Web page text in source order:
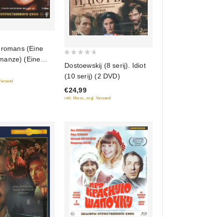
(Eine
(Eine
(Blu-Ray)
of
5
Dostoewskij (8 serij). Idiot
(10 serij) (2 DVD)
€24,99
inkl. Mwst., zzgl. Versand